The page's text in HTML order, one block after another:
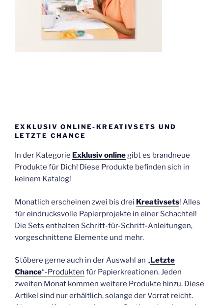
EXKLUSIV ONLINE-KREATIVSETS UND
LETZTE CHANCE
In der Kategorie Exklusiv onlinegibt es brandneue
Produkte für Dich! Diese Produkte befinden sich in
keinem Katalog!
Monatlich erscheinen zwei bis drei Kreativsets! Alles
für eindrucksvolle Papierprojekte in einer Schachtel!
Die Sets enthalten Schritt-für-Schritt-Anleitungen,
vorgeschnittene Elemente und mehr.
Stöbere gerne auch in der Auswahl an „Letzte
Chance“-Produkten für Papierkreationen. Jeden
zweiten Monat kommen weitere Produkte hinzu. Diese
Artikel sind nur erhältlich, solange der Vorrat reicht.